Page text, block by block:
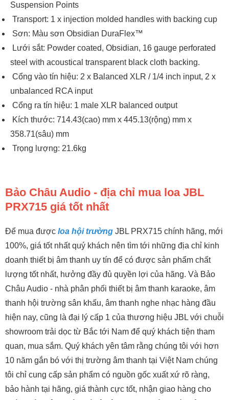
Suspension Points
Transport: 1 x injection molded handles with backing cup
Sơn: Màu sơn Obsidian DuraFlex™
Lưới sắt: Powder coated, Obsidian, 16 gauge perforated
steel with acoustical transparent black cloth backing.
Cổng vào tín hiệu: 2 x Balanced XLR / 1/4 inch input, 2 x
unbalanced RCA input
Cổng ra tín hiệu: 1 male XLR balanced output
Kích thước: 714.43(cao) mm x 445.13(rộng) mm x
358.71(sâu) mm
Trọng lượng: 21.6kg
Bảo Châu Audio - địa chỉ mua loa JBL
PRX715 giá tốt nhất
Để mua được loa hội trường JBL PRX715 chính hãng, mới
100%, giá tốt nhất quý khách nên tìm tới những địa chỉ kinh
doanh thiết bị âm thanh uy tín để có được sản phẩm chất
lượng tốt nhất, hưởng đầy đủ quyền lợi của hãng. Và Bảo
Châu Audio - nhà phân phối thiết bị âm thanh karaoke, âm
thanh hội trường sân khấu, âm thanh nghe nhạc hàng đầu
hiện nay, cũng là đại lý cấp 1 của thương hiệu JBL với chuỗi
showroom trải dọc từ Bắc tới Nam để quý khách tiện tham
quan, mua sắm. Quý khách yên tâm rằng chúng tôi với hơn
10 năm gắn bó với thị trường âm thanh tại Việt Nam chúng
tôi chỉ cung cấp sản phẩm có nguồn gốc xuất xứ rõ ràng,
bảo hành tại hãng, giá thành cực tốt, nhận giao hàng cho